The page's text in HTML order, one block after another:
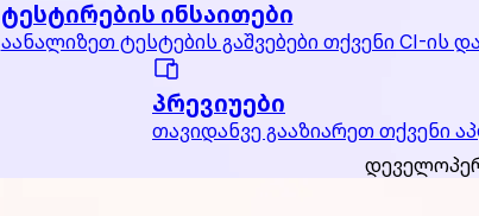
ტესტირების ინსაითები
აანალიზეთ ტესტების გაშვებები თქვენი CI-
პრევიუები
თავიდანვე გააზიარეთ თქვენი